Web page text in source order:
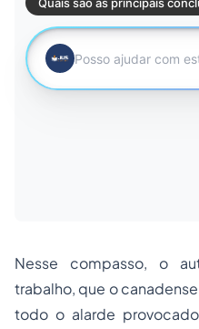
Nesse compasso, o
trabalho, que o
todo o alarde